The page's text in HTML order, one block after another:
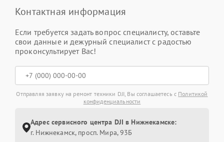
Контактная информация
Если требуется задать вопрос специалисту, оставьте
свои данные и дежурный специалист с радостью
проконсультирует Вас!
Отправляя заявку на ремонт техники DJI, Вы соглашаетесь с Политикой
конфиденциальности
Адрес сервисного центра DJI в Нижнекамске:
г. Нижнекамск, просп. Мира, 93Б